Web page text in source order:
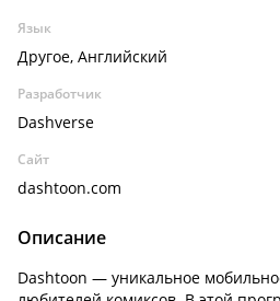
Язык
Другое, Английский
Разработчик
Dashverse
Сайт
dashtoon.com
Описание
Dashtoon — уникальное